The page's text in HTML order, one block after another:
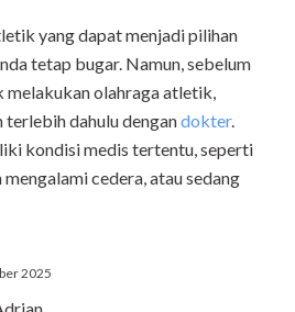
yang dapat menjadi pilihan
tetap bugar. Namun, sebelum
melakukan olahraga atletik,
dahulu dengandokter.
kondisi medis tertentu, seperti
cedera, atau sedang
2025